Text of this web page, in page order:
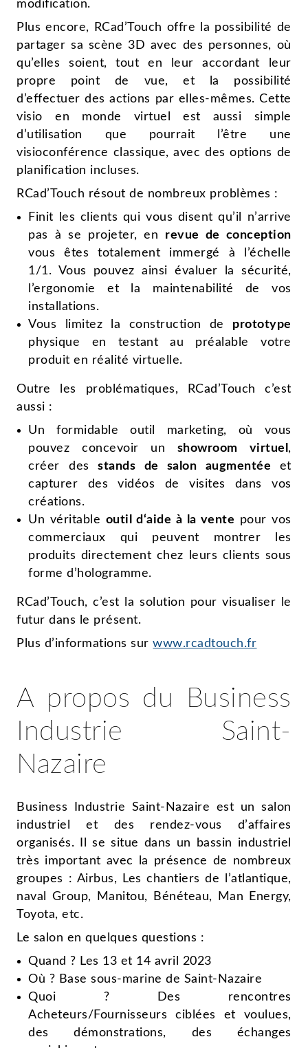
modification.
Plus encore, RCad’Touch offre la possibilité de
partager sa scène 3D avec des personnes, où
qu’elles soient, tout en leur accordant leur
propre point de vue, et la possibilité
d’effectuer des actions par elles-mêmes. Cette
visio en monde virtuel est aussi simple
d’utilisation que pourrait l’être une
visioconférence classique, avec des options de
planification incluses.
RCad’Touch résout de nombreux problèmes :
Finit les clients qui vous disent qu’il n’arrive
pas à se projeter, en revue de conception
vous êtes totalement immergé à l’échelle
1/1. Vous pouvez ainsi évaluer la sécurité,
l’ergonomie et la maintenabilité de vos
installations.
Vous limitez la construction de prototype
physique en testant au préalable votre
produit en réalité virtuelle.
Outre les problématiques, RCad’Touch c’est
aussi :
Un formidable outil marketing, où vous
pouvez concevoir un showroom virtuel ,
créer des
stands de salon augmentée et
capturer des vidéos de visites dans vos
créations.
Un véritable outil d‘aide à la vente pour vos
commerciaux qui peuvent montrer les
produits directement chez leurs clients sous
forme d’hologramme.
RCad’Touch, c’est la solution pour visualiser le
futur dans le présent.
Plus d’informations surwww.rcadtouch.fr
A propos du Business
Industrie Saint-
Nazaire
Business Industrie Saint-Nazaire est un salon
industriel et des rendez-vous d’affaires
organisés. Il se situe dans un bassin industriel
très important avec la présence de nombreux
groupes : Airbus, Les chantiers de l’atlantique,
naval Group, Manitou, Bénéteau, Man Energy,
Toyota, etc.
Le salon en quelques questions :
Quand ? Les 13 et 14 avril 2023
Où ? Base sous-marine de Saint-Nazaire
Quoi ? Des rencontres
Acheteurs/Fournisseurs ciblées et voulues,
des démonstrations, des échanges